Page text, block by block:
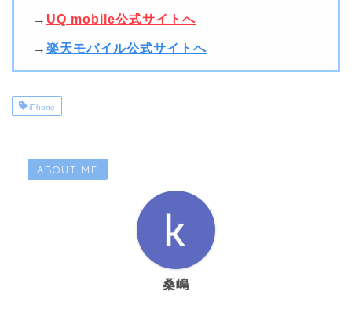
→ UQ mobile公式サイトへ
→ 楽天モバイル公式サイトへ
iPhone
ABOUT ME
桑嶋